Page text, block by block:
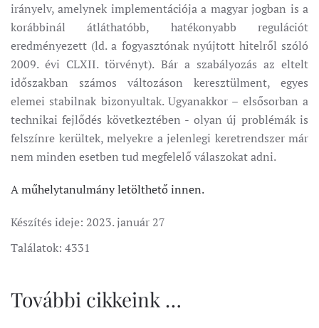
irányelv, amelynek implementációja a magyar jogban is a
korábbinál átláthatóbb, hatékonyabb regulációt
eredményezett (ld. a fogyasztónak nyújtott hitelről szóló
2009. évi CLXII. törvényt). Bár a szabályozás az eltelt
időszakban számos változáson keresztülment, egyes
elemei stabilnak bizonyultak. Ugyanakkor – elsősorban a
technikai fejlődés következtében - olyan új problémák is
felszínre kerültek, melyekre a jelenlegi keretrendszer már
nem minden esetben tud megfelelő válaszokat adni.
A műhelytanulmány letölthető innen.
Készítés ideje: 2023. január 27
Találatok: 4331
További cikkeink …